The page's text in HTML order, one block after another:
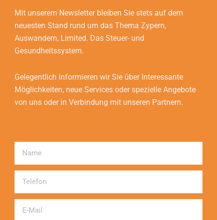
Mit unserem Newsletter bleiben Sie stets auf dem
neuesten Stand rund um das Thema Zypern,
Auswandern, Limited. Das Steuer- und
Gesundheitssystem.
Gelegentlich informieren wir Sie über Interessante
Möglichkeiten, neue Services oder spezielle Angebote
von uns oder in Verbindung mit unseren Partnern.
Telefon